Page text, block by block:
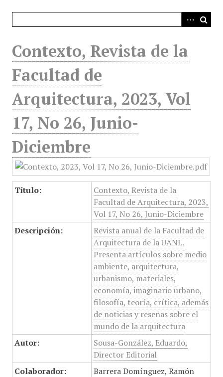
Contexto, Revista de la
Facultad de
Arquitectura, 2023, Vol
17, No 26, Junio-
Diciembre
Título:
Contexto, Revista de la
Facultad de Arquitectura, 2023,
Vol 17, No 26, Junio-Diciembre
Descripción:
Revista anual de la Facultad de
Arquitectura de la UANL.
Presenta artículos sobre medio
ambiente, arquitectura,
urbanismo, materiales,
economía, imaginario urbano,
filosofía, teoría, crítica, además
de noticias y reseñas sobre el
mundo de la arquitectura
Autor:
Sousa-González, Eduardo,
Director Editorial
Colaborador:
Barrera Domínguez, Ramón